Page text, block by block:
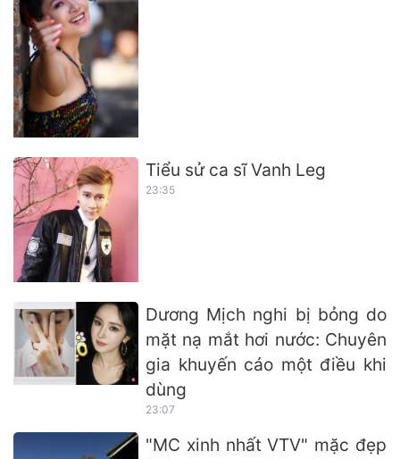
Tiểu sử ca sĩ Vanh Leg
23:35
Dương Mịch nghi bị bỏng do
mặt nạ mắt hơi nước: Chuyên
gia khuyến cáo một điều khi
dùng
23:07
"MC xinh nhất VTV" mặc đẹp